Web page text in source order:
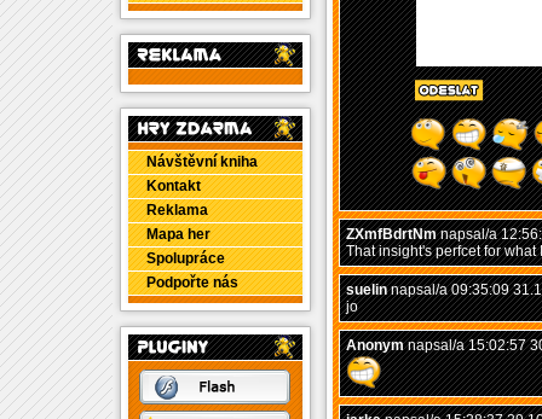
Návštěvní kniha
Kontakt
Reklama
Mapa her
Spolupráce
Podpořte nás
ZXmfBdrtNmnapsal/a
That insight's perfcet for what
suelinnapsal/a 09:35:09
jo
Anonymnapsal/a 15:02:57